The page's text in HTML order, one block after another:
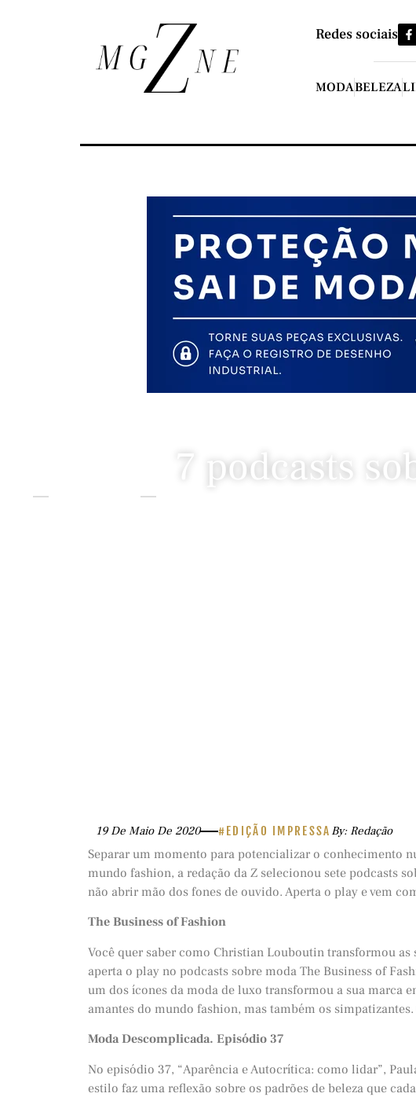
Redes sociais
MODABELEZA
7 podcasts
19 De Maio De 2020 #EDIÇÃO IMPRESSA By: Redação
Separar um momento para potencializar o conhecimento
mundo fashion, a redação da Z selecionou sete podcasts
não abrir mão dos fones de ouvido. Aperta o play e vem
The Business of Fashion
Você quer saber como Christian Louboutin transformou as
aperta o play no podcasts sobre moda The Business of
um dos ícones da moda de luxo transformou a sua marca
amantes do mundo fashion, mas também os
Moda Descomplicada. Episódio 37
No episódio 37, “Aparência e Autocrítica: como lidar”,
estilo faz uma reflexão sobre os padrões de beleza que